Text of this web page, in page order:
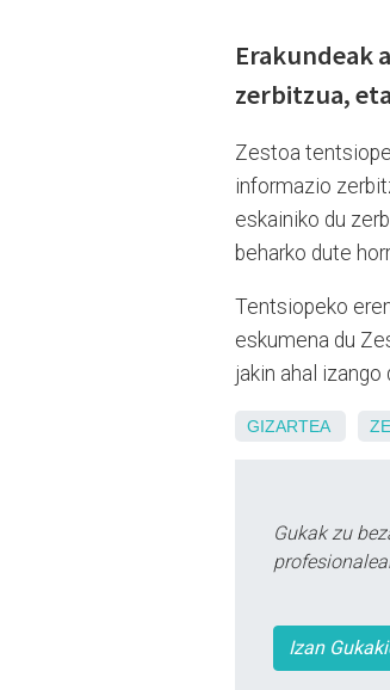
Erakundeak
zerbitzua,
Zestoa
informazio
eskainiko du
beharko dute
Tentsiopeko
eskumena du
jakin ahal
GIZARTEA
Gukak zu
Izan